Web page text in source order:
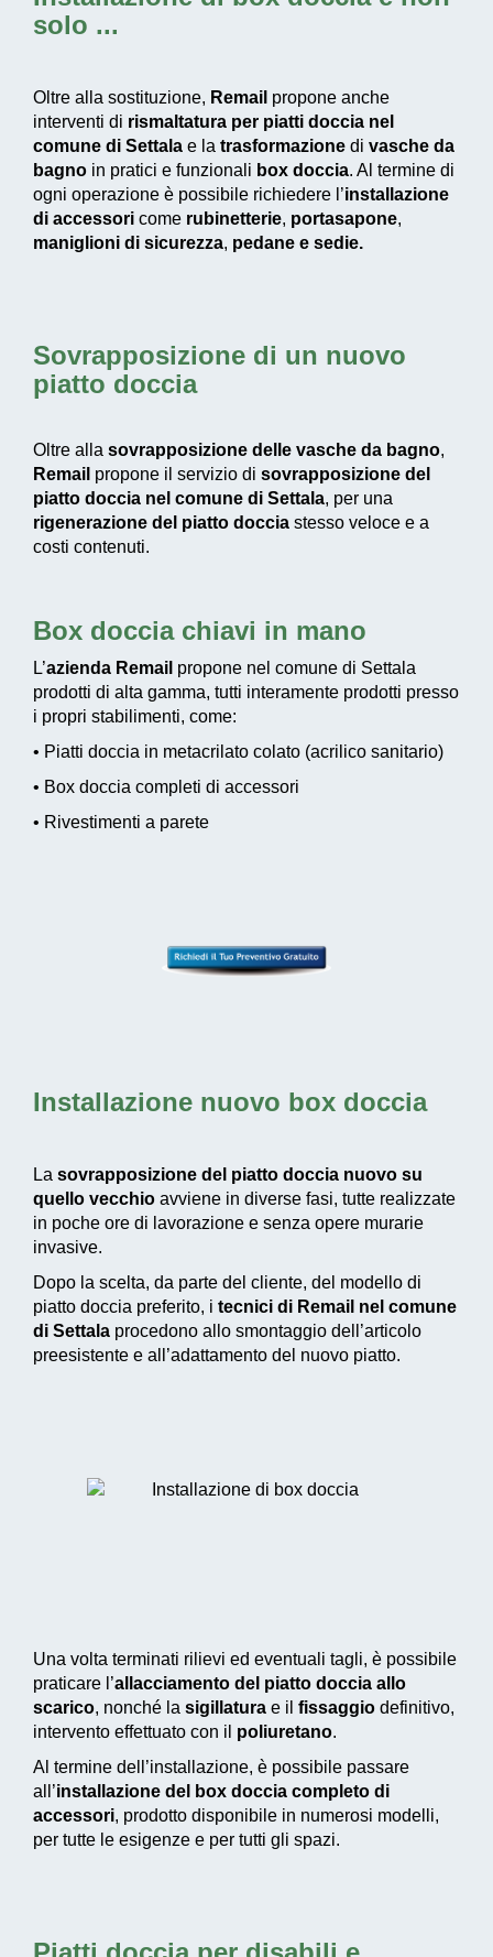
solo ...
Oltre alla sostituzione, Remail propone anche
interventi di rismaltatura per piatti doccia nel
comune di Settala e la trasformazione di vasche da
bagno in pratici e funzionali box doccia. Al termine di
ogni operazione è possibile richiedere l’installazione
di accessori come rubinetterie, portasapone,
maniglioni di sicurezza, pedane e sedie.
Sovrapposizione di un nuovo
piatto doccia
Oltre alla sovrapposizione delle vasche da bagno,
Remail propone il servizio di sovrapposizione del
piatto doccia nel comune di Settala, per una
rigenerazione del piatto doccia stesso veloce e a
costi contenuti.
Box doccia chiavi in mano
L’azienda Remail propone nel comune di Settala
prodotti di alta gamma, tutti interamente prodotti presso
i propri stabilimenti, come:
• Piatti doccia in metacrilato colato (acrilico sanitario)
• Box doccia completi di accessori
• Rivestimenti a parete
Installazione nuovo box doccia
La sovrapposizione del piatto doccia nuovo su
quello vecchio avviene in diverse fasi, tutte realizzate
in poche ore di lavorazione e senza opere murarie
invasive.
Dopo la scelta, da parte del cliente, del modello di
piatto doccia preferito, i tecnici di Remail nel comune
di Settala procedono allo smontaggio dell’articolo
preesistente e all’adattamento del nuovo piatto.
Una volta terminati rilievi ed eventuali tagli, è possibile
praticare l’allacciamento del piatto doccia allo
scarico, nonché la sigillatura e il fissaggio definitivo,
intervento effettuato con il poliuretano.
Al termine dell’installazione, è possibile passare
all’installazione del box doccia completo di
accessori, prodotto disponibile in numerosi modelli,
per tutte le esigenze e per tutti gli spazi.